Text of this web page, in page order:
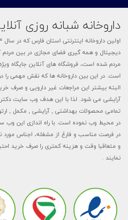
داروخانه شبانه روزی
دیجیتال و همه گیری فضای مجازی در بین
مردم شده است، فروشگاه های آنلاین جایگاه
است. در این بین داروخانه ها که نقش مهمی را
البته بیشتر این مراجعات غیر دارویی و صرف
آرایشی می شود. لذا با این هدف وب سایت
تمامی محصولات بهداشتی , آرایشی , مکمل ,
در محیط وب نموده است. با راه اندازی این وب
در فرصت مناسب و فارغ از مشغله، اجناس مورد
و متعاقبا وقت و هزینه کمتری را صرف خرید
نمایند .